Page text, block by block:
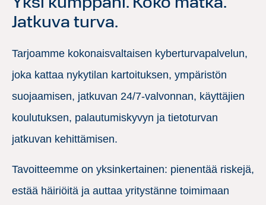
Yksi kumppani. Koko matka.
Jatkuva turva.
Tarjoamme kokonaisvaltaisen kyberturvapalvelun,
joka kattaa nykytilan kartoituksen, ympäristön
suojaamisen, jatkuvan 24/7-valvonnan, käyttäjien
koulutuksen, palautumiskyvyn ja tietoturvan
jatkuvan kehittämisen.
Tavoitteemme on yksinkertainen: pienentää riskejä,
estää häiriöitä ja auttaa yritystänne toimimaan